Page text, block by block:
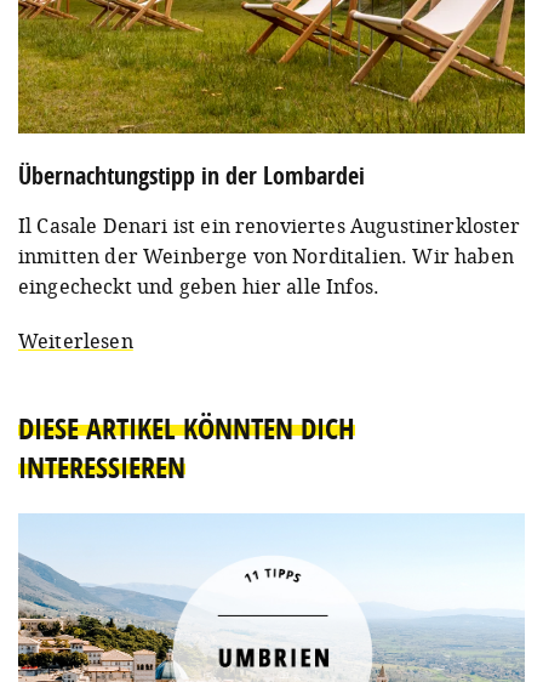
Übernachtungstipp in der Lombardei
Il Casale Denari ist ein renoviertes Augustinerkloster
inmitten der Weinberge von Norditalien. Wir haben
eingecheckt und geben hier alle Infos.
Weiterlesen
DIESE ARTIKEL KÖNNTEN DICH
INTERESSIEREN